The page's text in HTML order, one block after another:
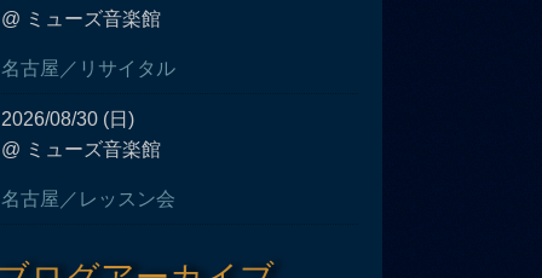
@ ミューズ音楽館
名古屋／リサイタル
2026/08/30 (日)
@ ミューズ音楽館
名古屋／レッスン会